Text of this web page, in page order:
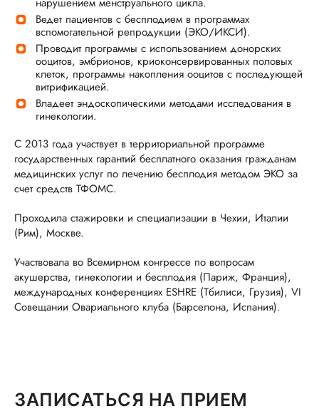
Ведет пациентов с бесплодием в программах
вспомогательной репродукции (ЭКО/ИКСИ).
Проводит программы с использованием донорских
ооцитов, эмбрионов, криоконсервированных половых
клеток, программы накопления ооцитов с последующей
витрификацией.
Владеет эндоскопическими методами исследования в
гинекологии.
С 2013 года участвует в территориальной программе
государственных гарантий бесплатного оказания гражданам
медицинских услуг по лечению бесплодия методом ЭКО за
счет средств ТФОМС.
Проходила стажировки и специализации в Чехии, Италии
(Рим), Москве.
Участвовала во Всемирном конгрессе по вопросам
акушерства, гинекологии и бесплодия (Париж, Франция),
международных конференциях ESHRE (Тбилиси, Грузия), VI
Совещании Овариального клуба (Барселона, Испания).
ЗАПИСАТЬСЯ НА ПРИЕМ